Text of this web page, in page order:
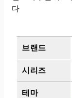
다
브랜드
시리즈
테마